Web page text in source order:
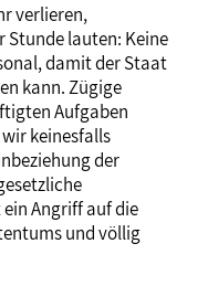
verlieren,
Stunde lauten: Keine
damit der Staat
kann. Zügige
Aufgaben
keinesfalls
der
Angriff auf die
und völlig